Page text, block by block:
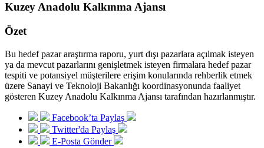
Kuzey Anadolu Kalkınma Ajansı
Özet
Bu hedef pazar araştırma raporu, yurt dışı pazarlara açılmak isteyen
ya da mevcut pazarlarını genişletmek isteyen firmalara hedef pazar
tespiti ve potansiyel müşterilere erişim konularında rehberlik etmek
üzere Sanayi ve Teknoloji Bakanlığı koordinasyonunda faaliyet
gösteren Kuzey Anadolu Kalkınma Ajansı tarafından hazırlanmıştır.
Facebook’ta Paylaş
Twitter'da Paylaş
E-Posta Gönder